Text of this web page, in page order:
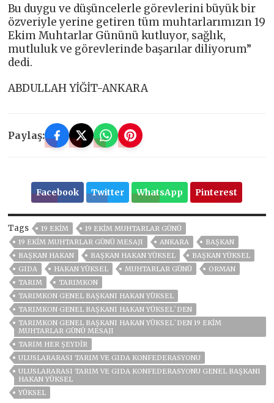
Bu duygu ve düşüncelerle görevlerini büyük bir
özveriyle yerine getiren tüm muhtarlarımızın 19
Ekim Muhtarlar Gününü kutluyor, sağlık,
mutluluk ve görevlerinde başarılar diliyorum”
dedi.
ABDULLAH YİĞİT-ANKARA
Paylaş:
Facebook Twitter WhatsApp Pinterest
Tags 19 EKIM
19 EKIM MUHTARLAR GÜNÜ
19 EKIM MUHTARLAR GÜNÜ MESAJI
ANKARA
BAŞKAN
BAŞKAN HAKAN
BAŞKAN HAKAN YÜKSEL
BAŞKAN YÜKSEL
GIDA
HAKAN YÜKSEL MUHTARLAR GÜNÜ
ORMAN
TARIM
TARIMKON
TARIMKON GENEL BAŞKANI HAKAN YÜKSEL
TARIMKON GENEL BAŞKANI HAKAN YÜKSEL`DEN
TARIMKON GENEL BAŞKANI HAKAN YÜKSEL`DEN 19 EKİM
MUHTARLAR GÜNÜ MESAJI
TARIM HER ŞEYDIR
ULUSLARARASI TARIM VE GIDA KONFEDERASYONU
ULUSLARARASI TARIM VE GIDA KONFEDERASYONU GENEL BAŞKANI
HAKAN YÜKSEL
YÜKSEL